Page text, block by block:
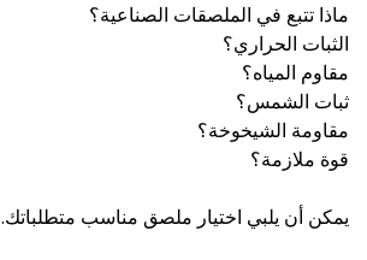
ماذا تتبع في الملصقات الصناعية؟
الثبات الحراري؟
مقاوم المياه؟
ثبات الشمس؟
مقاومة الشيخوخة؟
قوة ملازمة؟
يمكن أن يلبي اختيار ملصق مناسب متطلباتك.